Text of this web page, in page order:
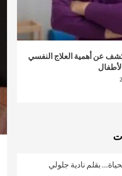
عن أهمية العلاج النفسي
بقلم نادية جلولي